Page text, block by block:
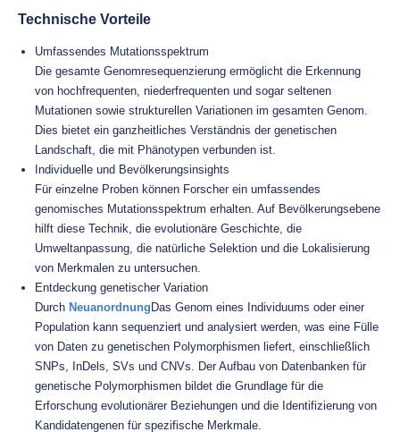
Technische Vorteile
Umfassendes Mutationsspektrum
Die gesamte Genomresequenzierung ermöglicht die Erkennung
von hochfrequenten, niederfrequenten und sogar seltenen
Mutationen sowie strukturellen Variationen im gesamten Genom.
Dies bietet ein ganzheitliches Verständnis der genetischen
Landschaft, die mit Phänotypen verbunden ist.
Individuelle und Bevölkerungsinsights
Für einzelne Proben können Forscher ein umfassendes
genomisches Mutationsspektrum erhalten. Auf Bevölkerungsebene
hilft diese Technik, die evolutionäre Geschichte, die
Umweltanpassung, die natürliche Selektion und die Lokalisierung
von Merkmalen zu untersuchen.
Entdeckung genetischer Variation
Durch Neuanordnung Das Genom eines Individuums oder einer
Population kann sequenziert und analysiert werden, was eine Fülle
von Daten zu genetischen Polymorphismen liefert, einschließlich
SNPs, InDels, SVs und CNVs. Der Aufbau von Datenbanken für
genetische Polymorphismen bildet die Grundlage für die
Erforschung evolutionärer Beziehungen und die Identifizierung von
Kandidatengenen für spezifische Merkmale.